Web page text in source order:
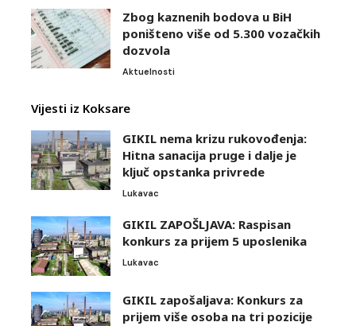
Zbog kaznenih bodova u BiH
poništeno više od 5.300 vozačkih
dozvola
Aktuelnosti
Vijesti iz Koksare
GIKIL nema krizu rukovođenja:
Hitna sanacija pruge i dalje je
ključ opstanka privrede
Lukavac
GIKIL ZAPOŠLJAVA: Raspisan
konkurs za prijem 5 uposlenika
Lukavac
GIKIL zapošaljava: Konkurs za
prijem više osoba na tri pozicije